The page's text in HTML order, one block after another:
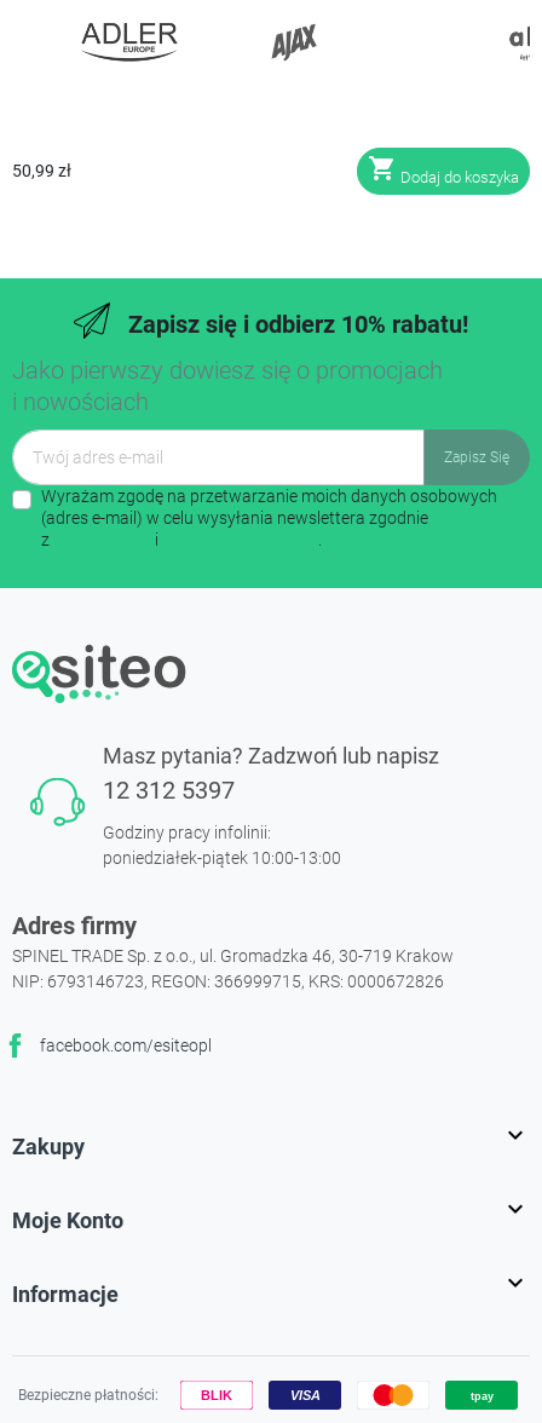
50,99 zł shopping_cart Dodaj do koszyka
Zapisz się i odbierz 10% rabatu!
Jako pierwszy dowiesz się o promocjach
i nowościach
Wyrażam zgodę na przetwarzanie moich danych osobowych
(adres e-mail) w celu wysyłania newslettera zgodnie
z
i
Masz pytania? Zadzwoń lub napisz
12 312 5397
Godziny pracy infolinii:
poniedziałek-piątek 10:00-13:00
Adres firmy
SPINEL TRADE Sp. z o.o., ul. Gromadzka 46, 30-719 Krakow
NIP: 6793146723, REGON: 366999715, KRS: 0000672826
facebook.com/esiteopl
Facebook
Zakupy 
Moje Konto 
Informacje 
Bezpieczne płatności: